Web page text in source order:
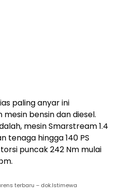
paling anyar ini
bensin dan diesel.
mesin Smarstream 1.4
tenaga hingga 140 PS
puncak 242 Nm mulai
terbaru – dok.Istimewa